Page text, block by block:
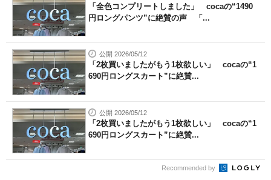
「全色コンプリートしました」 cocaの“1490
円ロングパンツ”に絶賛の声 「...
公開 2026/05/12
「2枚買いましたがもう1枚欲しい」 cocaの“1
690円ロングスカート”に絶賛...
公開 2026/05/12
「2枚買いましたがもう1枚欲しい」 cocaの“1
690円ロングスカート”に絶賛...
Recommended by